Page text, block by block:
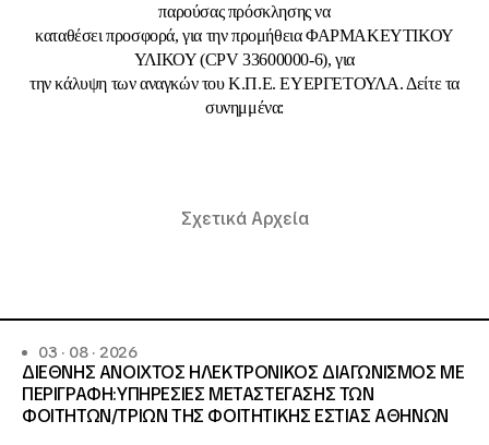
παρούσας πρόσκλησης να
καταθέσει προσφορά, για την προμήθεια ΦΑΡΜΑΚΕΥΤΙΚΟΥ
ΥΛΙΚΟΥ (CPV 33600000-6), για
την κάλυψη των αναγκών του Κ.Π.Ε. EΥΕΡΓΕΤΟΥΛΑ. Δείτε τα
συνημμένα:
Σχετικά Αρχεία
03 · 08 · 2026
ΔΙΕΘΝΗΣ ΑΝΟΙΧΤΟΣ ΗΛΕΚΤΡΟΝΙΚΟΣ ΔΙΑΓΩΝΙΣΜΟΣ ΜΕ
ΠΕΡΙΓΡΑΦΗ:ΥΠΗΡΕΣΙΕΣ METAΣΤΕΓΑΣΗΣ ΤΩΝ
ΦΟΙΤΗΤΩΝ/ΤΡΙΩΝ ΤΗΣ ΦΟΙΤΗΤΙΚΗΣ ΕΣΤΙΑΣ ΑΘΗΝΩΝ